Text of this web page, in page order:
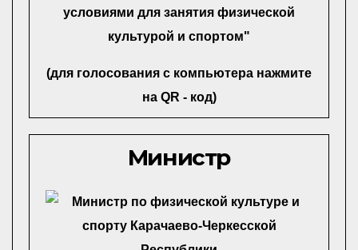
условиями для занятия физической
культурой и спортом"
(для голосования с компьютера нажмите
на QR - код)
Министр